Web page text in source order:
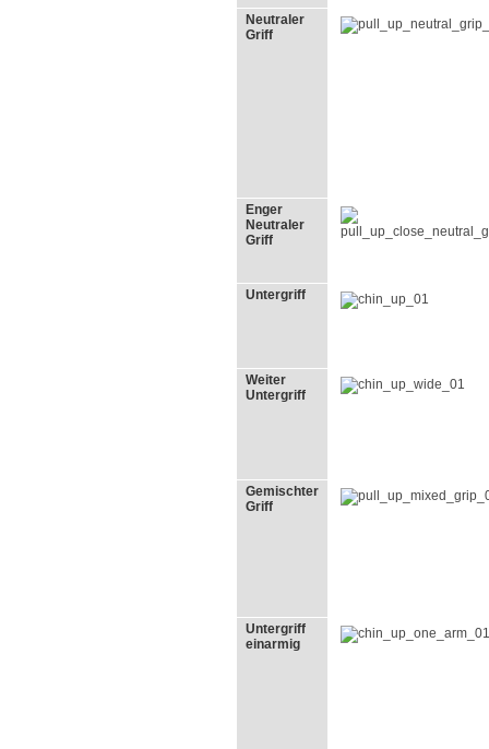
Neutraler
Griff
Enger
Neutraler
Griff
Untergriff
Weiter
Untergriff
Gemischter
Griff
Untergriff
einarmig